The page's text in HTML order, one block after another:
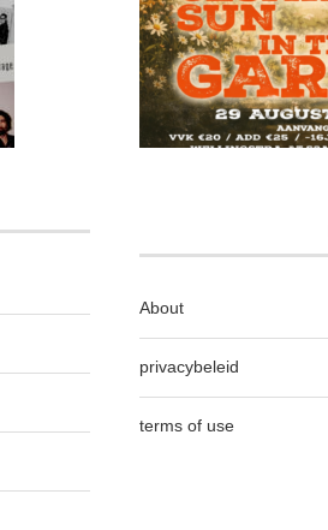
About
privacybeleid
terms of use